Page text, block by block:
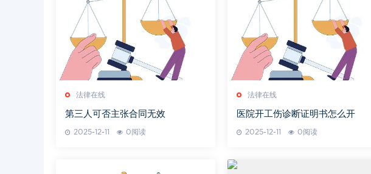
法律在线
第三人可否主张合同无效
2025-12-11 0阅读
法律在线
医院开工伤诊断证明书怎么开
2025-12-11 0阅读